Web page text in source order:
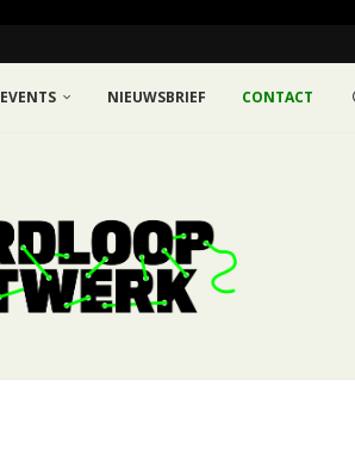
EVENTS NIEUWSBRIEF CONTACT